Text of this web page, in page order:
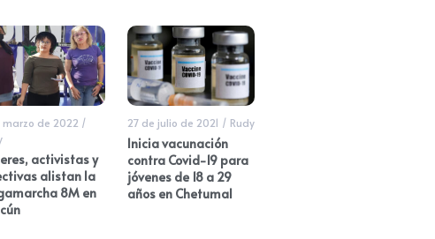
marzo de 2022 /
activistas y
alistan la
8M en
27 de julio de 2021 / Rudy
Inicia vacunación
contra Covid-19 para
jóvenes de 18 a 29
años en Chetumal